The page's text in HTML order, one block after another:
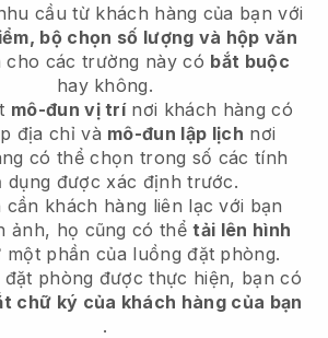
cầu từ khách hàng của bạn với
bộ chọn số lượng và hộp văn
cho các trường này có bắt buộc
hay không.
mô-đun vị trínơi khách hàng có
địa chỉ và mô-đun lập lịch nơi
có thể chọn trong số các tính
dụng được xác định trước.
cần khách hàng liên lạc với bạn
ảnh, họ cũng có thểtải lên hình
một phần của luồng đặt phòng.
đặt phòng được thực hiện, bạn có
chữ ký của khách hàng của bạn
.